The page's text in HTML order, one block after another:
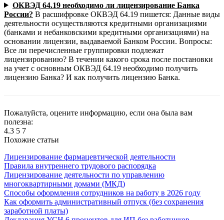
ОКВЭД 64.19 необходимо ли лицензирование Банка
России? В расшифровке ОКВЭД 64.19 пишется: Данные виды
деятельности осуществляются кредитными организациями
(банками и небанковскими кредитными организациями) на
основании лицензии, выдаваемой Банком России. Вопросы:
Все ли перечисленные группировки подлежат
лицензированию? В течении какого срока после постановки
на учет с основным ОКВЭД 64.19 необходимо получить
лицензию Банка? И как получить лицензию Банка.
Пожалуйста, оцените информацию, если она была вам
полезна:
4.3 5 7
Похожие статьи
Лицензирование фармацевтической деятельности
Правила внутреннего трудового распорядка
Лицензирование деятельности по управлению
многоквартирными домами (МКД)
Способы оформления сотрудников на работу в 2026 году
Как оформить административный отпуск (без сохранения
заработной платы)